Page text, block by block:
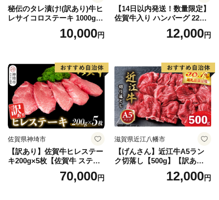
秘伝のタレ漬け!(訳あり)牛ヒ
レサイコロステーキ 1000g
10,000円
【14日以内発送！数量限定】
佐賀牛入り ハンバーグ 22個
2.6kg(120g×22個)【佐賀牛
黒毛和牛 ブランド牛 九州 ハ
気】(H083106)
12,000円
佐賀県神埼市
【訳あり】佐賀牛ヒレステー
キ200g×5枚【佐賀牛 ステー
キ ブランド肉 ヒレ肉 フィレ
肉 ジューシー ヘルシー】(H0
70,000円
滋賀県近江八幡市
【げんさん】近江牛A5ラン
ク切落し【500g】【訳あり】
12,000円